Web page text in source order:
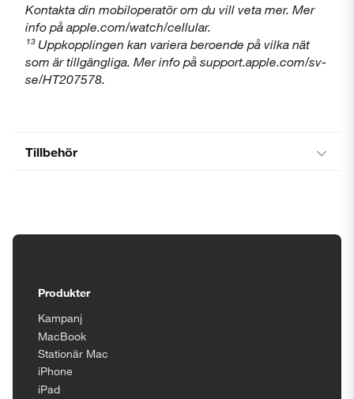
Kontakta din mobiloperatör om du vill veta mer. Mer
info på apple.com/watch/cellular.
¹³ Uppkopplingen kan variera beroende på vilka nät
som är tillgängliga. Mer info på support.apple.com/sv-
se/HT207578.
Tillbehör
Produkter
Kampanj
MacBook
Stationär Mac
iPhone
iPad